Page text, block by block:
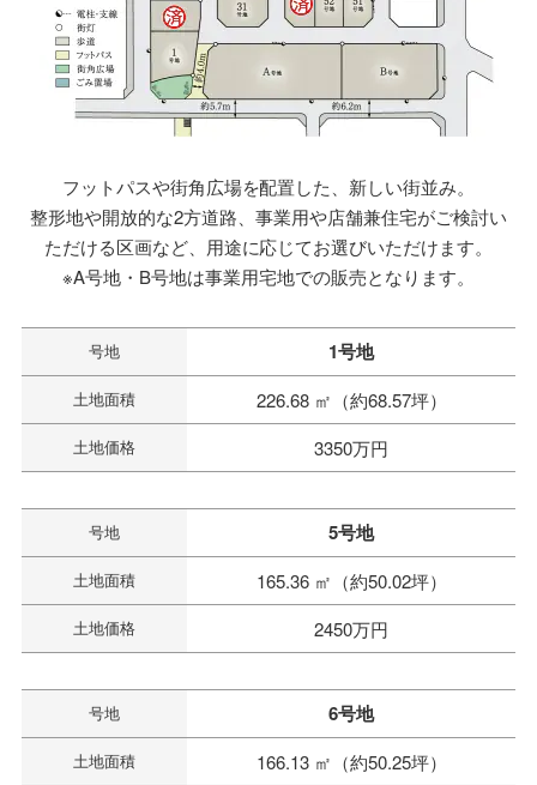
フットパスや街角広場を配置した、新しい街並み。
整形地や開放的な2方道路、事業用や店舗兼住宅がご検討い
ただける区画など、用途に応じてお選びいただけます。
※A号地・B号地は事業用宅地での販売となります。
号地 1号地
土地面積 226.68 ㎡（約68.57坪）
土地価格 3350万円
号地 5号地
土地面積 165.36 ㎡（約50.02坪）
土地価格 2450万円
号地 6号地
土地面積 166.13 ㎡（約50.25坪）